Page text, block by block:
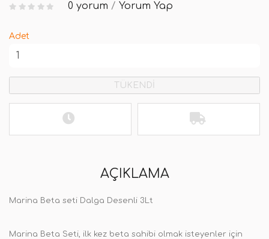
0 yorum / Yorum Yap
Adet
TÜKENDİ
AÇIKLAMA
Marina Beta seti Dalga Desenli 3Lt
Marina Beta Seti, ilk kez beta sahibi olmak isteyenler için